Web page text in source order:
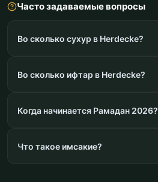
Часто задаваемые вопросы
Во сколько сухур в Herdecke?
Во сколько ифтар в Herdecke?
Когда начинается Рамадан 2026?
Что такое имсакие?